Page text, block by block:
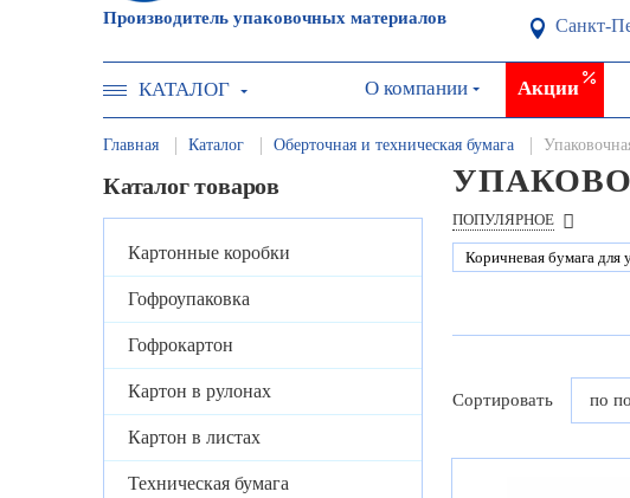
Производитель упаковочных материалов Санкт-
КАТАЛОГ О компании Акции
Главная Каталог Оберточная и техническая бумага
Каталог товаров
Картонные коробки
Гофроупаковка
Гофрокартон
Картон в рулонах
Картон в листах
Техническая бумага
ПОПУЛЯРНОЕ
Коричневая бумага для
Сортировать по